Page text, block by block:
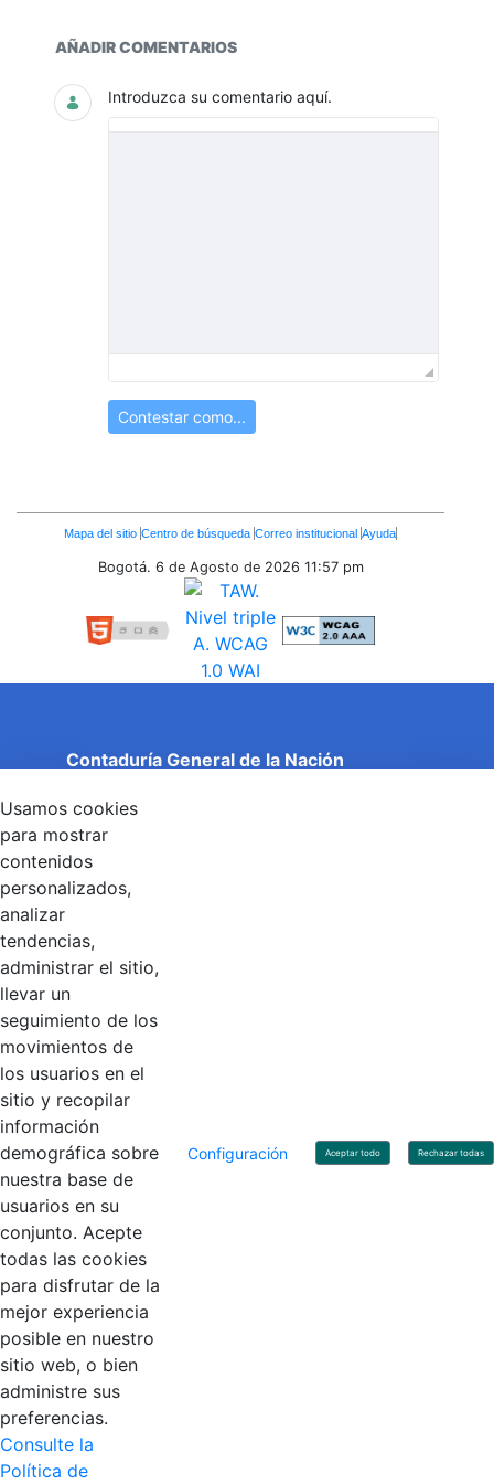
Documentos y multimedia
AÑADIR COMENTARIOS
Introduzca su comentario aquí.
Contestar como...
Enlaces
Inferiores
Mapa del sitio Centro de búsqueda Correo institucional Ayuda
Bogotá. 6 de Agosto de 2026 11:57 pm
Contaduría General de la Nación
Entidad adscrita al Ministerio de Hacienda y Crédito
Público
Torre 1 (Aire) - Piso 15, Bogotá D.C., Colombia
Código Postal: 111071
Linkedin
Contacto
Línea de servicio al ciudadano: +57(601) 492 64 00
Correo Institucional:
Correo de notificaciones judiciales:
notificacionjudicial@contaduria.gov.co
Correo de Asuntos disciplinarios:
asuntosdisciplinarios@contaduria.gov.co
Línea Anticorrupción: +57(601) 492 64 00 Ext. 4
Política de privacidad y protección de datos personales
Política de derechos de autor
Términos y condiciones de uso
© Copyright 2026 - Todos los derechos reservados
Gobierno de Colombia
Usamos cookies
para mostrar
contenidos
personalizados,
analizar
tendencias,
administrar el sitio,
llevar un
seguimiento de los
movimientos de
los usuarios en el
sitio y recopilar
información
demográfica sobre
nuestra base de
usuarios en su
conjunto. Acepte
todas las cookies
para disfrutar de la
mejor experiencia
posible en nuestro
sitio web, o bien
administre sus
preferencias.
Consulte la
Política de
Configuración Aceptar todo Rechazar todas